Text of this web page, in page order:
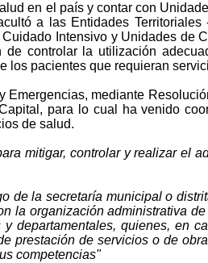
en el país y contar con
a las Entidades
Intensivo y Unidades de
controlar la utilización
los pacientes que requieran
Emergencias, mediante
para lo cual ha venido
de salud.
mitigar, controlar y realizar el
de la secretaría municipal o
la organización administrativa
departamentales, quienes, en
prestación de servicios o de
competencias"